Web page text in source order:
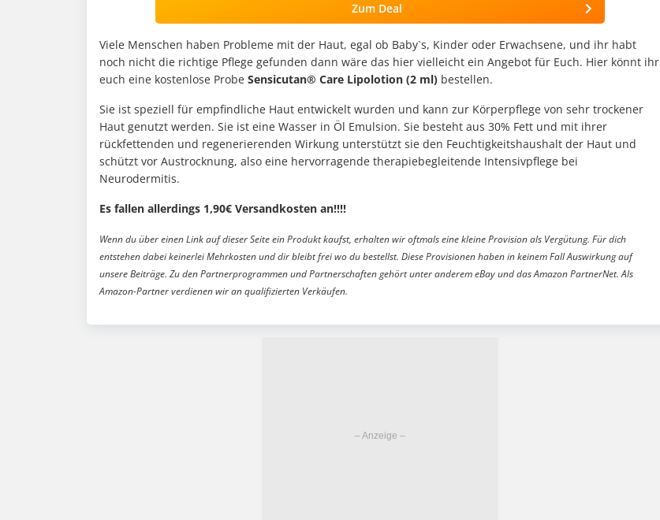
Zum Deal
Viele Menschen haben Probleme mit der Haut, egal ob Baby`s, Kinder oder Erwachsene, und ihr habt
noch nicht die richtige Pflege gefunden dann wäre das hier vielleicht ein Angebot für Euch. Hier könnt ihr
euch eine kostenlose Probe Sensicutan® Care Lipolotion (2 ml) bestellen.
Sie ist speziell für empfindliche Haut entwickelt wurden und kann zur Körperpflege von sehr trockener
Haut genutzt werden. Sie ist eine Wasser in Öl Emulsion. Sie besteht aus 30% Fett und mit ihrer
rückfettenden und regenerierenden Wirkung unterstützt sie den Feuchtigkeitshaushalt der Haut und
schützt vor Austrocknung, also eine hervorragende therapiebegleitende Intensivpflege bei
Neurodermitis.
Es fallen allerdings 1,90€ Versandkosten an!!!!
Wenn du über einen Link auf dieser Seite ein Produkt kaufst, erhalten wir oftmals eine kleine Provision als Vergütung. Für dich
entstehen dabei keinerlei Mehrkosten und dir bleibt frei wo du bestellst. Diese Provisionen haben in keinem Fall Auswirkung auf
unsere Beiträge. Zu den Partnerprogrammen und Partnerschaften gehört unter anderem eBay und das Amazon PartnerNet. Als
Amazon-Partner verdienen wir an qualifizierten Verkäufen.